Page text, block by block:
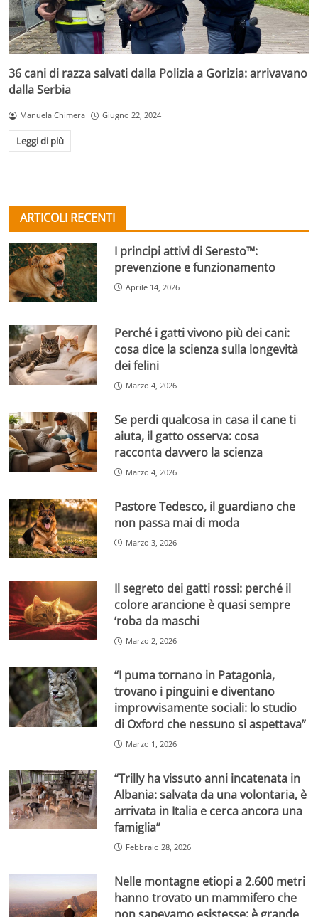
36 cani di razza salvati dalla Polizia a Gorizia: arrivavano
dalla Serbia
Manuela Chimera Giugno 22, 2024
Leggi di più
ARTICOLI RECENTI
I principi attivi di Seresto™:
prevenzione e funzionamento
Aprile 14, 2026
Perché i gatti vivono più dei cani:
cosa dice la scienza sulla longevità
dei felini
Marzo 4, 2026
Se perdi qualcosa in casa il cane ti
aiuta, il gatto osserva: cosa
racconta davvero la scienza
Marzo 4, 2026
Pastore Tedesco, il guardiano che
non passa mai di moda
Marzo 3, 2026
Il segreto dei gatti rossi: perché il
colore arancione è quasi sempre
‘roba da maschi
Marzo 2, 2026
“I puma tornano in Patagonia,
trovano i pinguini e diventano
improvvisamente sociali: lo studio
di Oxford che nessuno si aspettava”
Marzo 1, 2026
“Trilly ha vissuto anni incatenata in
Albania: salvata da una volontaria, è
arrivata in Italia e cerca ancora una
famiglia”
Febbraio 28, 2026
Nelle montagne etiopi a 2.600 metri
hanno trovato un mammifero che